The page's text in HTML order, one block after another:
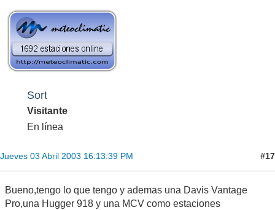
Sort
Visitante
En línea
Jueves 03 Abril 2003 16:13:39 PM #17
Bueno,tengo lo que tengo y ademas una Davis Vantage
Pro,una Hugger 918 y una MCV como estaciones